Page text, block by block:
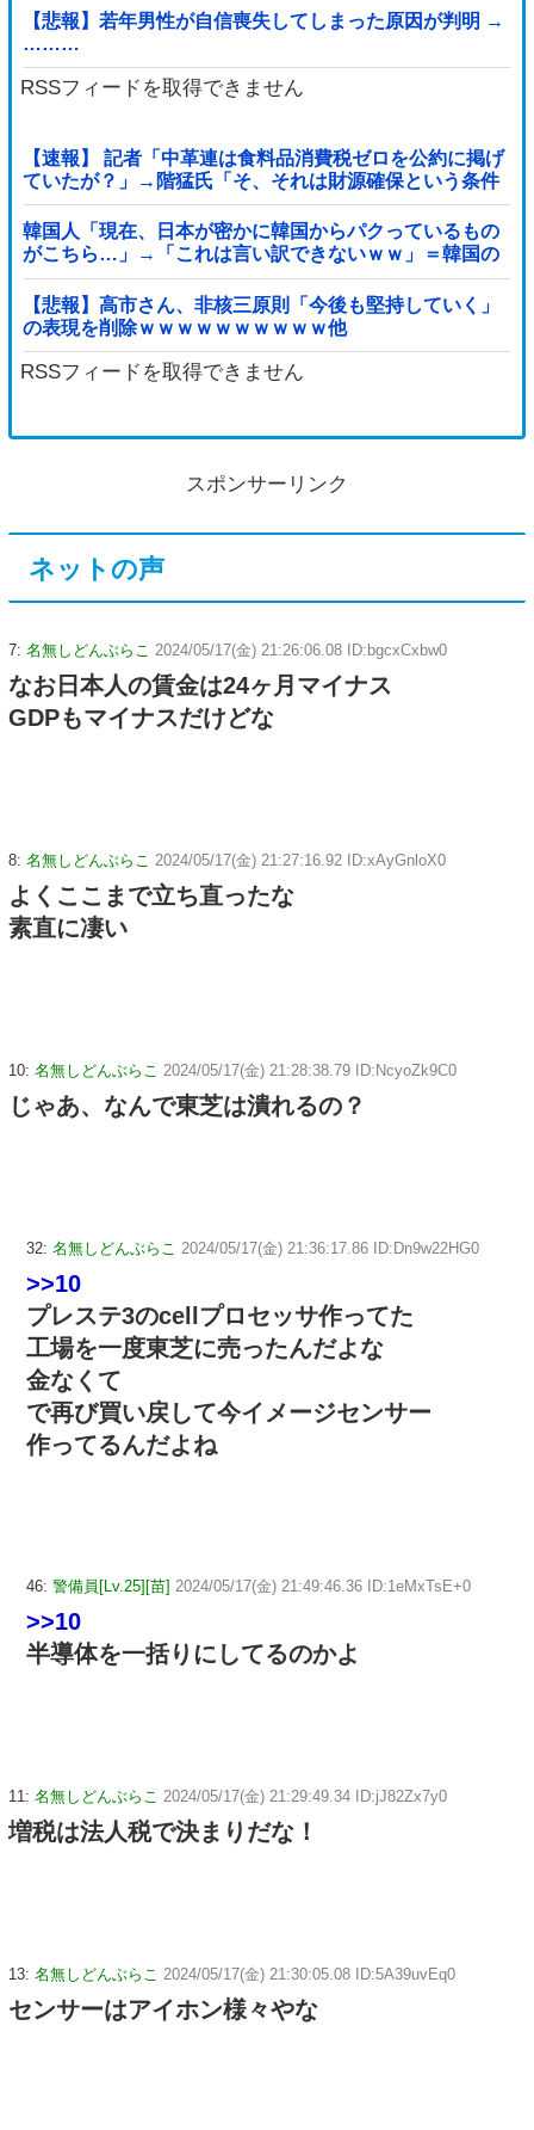
【悲報】若年男性が自信喪失してしまった原因が判明 →
………
RSSフィードを取得できません
【速報】 記者「中革連は食料品消費税ゼロを公約に掲げ
ていたが？」→階猛氏「そ、それは財源確保という条件
付き」
韓国人「現在、日本が密かに韓国からパクっているもの
がこちら…」→「これは言い訳できないｗｗ」＝韓国の
反応
【悲報】高市さん、非核三原則「今後も堅持していく」
の表現を削除ｗｗｗｗｗｗｗｗｗｗ他
RSSフィードを取得できません
スポンサーリンク
ネットの声
7: 名無しどんぶらこ 2024/05/17(金) 21:26:06.08 ID:bgcxCxbw0
なお日本人の賃金は24ヶ月マイナス
GDPもマイナスだけどな
8: 名無しどんぶらこ 2024/05/17(金) 21:27:16.92 ID:xAyGnloX0
よくここまで立ち直ったな
素直に凄い
10: 名無しどんぶらこ 2024/05/17(金) 21:28:38.79 ID:NcyoZk9C0
じゃあ、なんで東芝は潰れるの？
32: 名無しどんぶらこ 2024/05/17(金) 21:36:17.86 ID:Dn9w22HG0
>>10
プレステ3のcellプロセッサ作ってた
工場を一度東芝に売ったんだよな
金なくて
で再び買い戻して今イメージセンサー
作ってるんだよね
46: 警備員[Lv.25][苗] 2024/05/17(金) 21:49:46.36 ID:1eMxTsE+0
>>10
半導体を一括りにしてるのかよ
11: 名無しどんぶらこ 2024/05/17(金) 21:29:49.34 ID:jJ82Zx7y0
増税は法人税で決まりだな！
13: 名無しどんぶらこ 2024/05/17(金) 21:30:05.08 ID:5A39uvEq0
センサーはアイホン様々やな